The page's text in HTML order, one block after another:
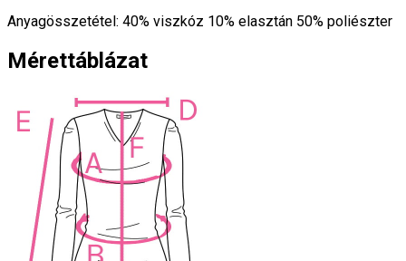
Anyagösszetétel: 40% viszkóz 10% elasztán 50% poliészter
Mérettáblázat